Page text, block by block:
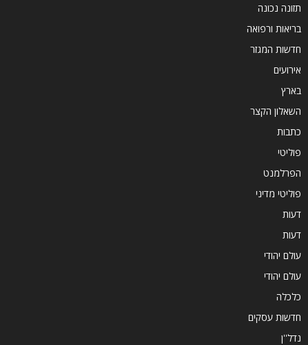
תזונה נכונה
בריאות ורפואה
חדשות המגזר
אירועים
בארץ
השאלון הקצר
כתבות
פוליטי
הפרלמנט
פוליטי מדיני
דעות
דעות
עולם יהודי
עולם יהודי
כלכלה
חדשות עסקים
נדל''ן